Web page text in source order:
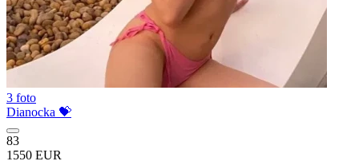
3 foto
Dianocka 💝
83
1550 EUR